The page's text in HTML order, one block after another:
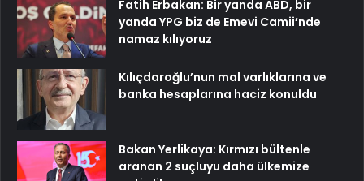
Fatih Erbakan: Bir yanda ABD, bir
yanda YPG biz de Emevi Camii’nde
namaz kılıyoruz
Kılıçdaroğlu’nun mal varlıklarına ve
banka hesaplarına haciz konuldu
Bakan Yerlikaya: Kırmızı bültenle
aranan 2 suçluyu daha ülkemize